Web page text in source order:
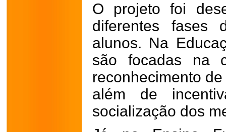
O projeto foi
diferentes fases
alunos. Na
são focadas na
reconhecimento
além de
socialização dos